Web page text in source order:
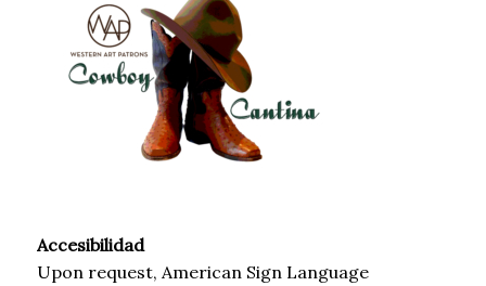
Accesibilidad
Upon request, American Sign Language